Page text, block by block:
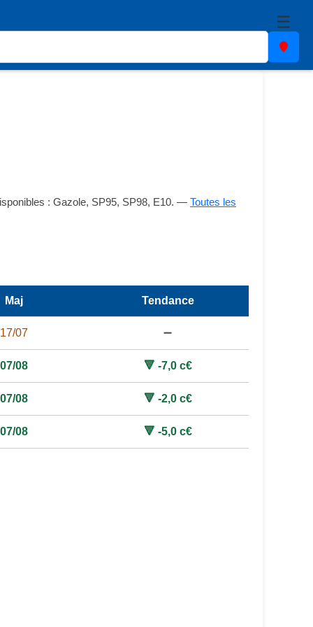
☰
: Gazole, SP95, SP98, E10. — Toutes les
Maj Tendance
17/07 ➖
07/08 🔻 -7,0 c€
07/08 🔻 -2,0 c€
07/08 🔻 -5,0 c€